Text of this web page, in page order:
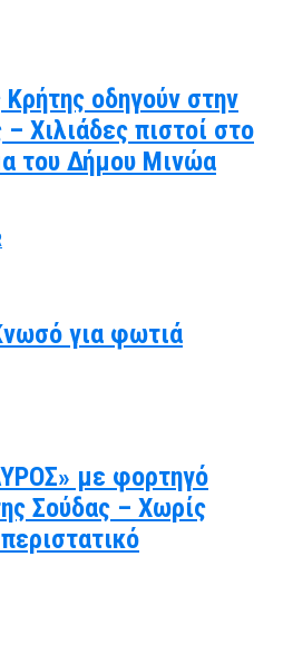
οδηγούν στην
Χιλιάδες πιστοί στο
του Δήμου Μινώα
για φωτιά
με φορτηγό
Σούδας – Χωρίς